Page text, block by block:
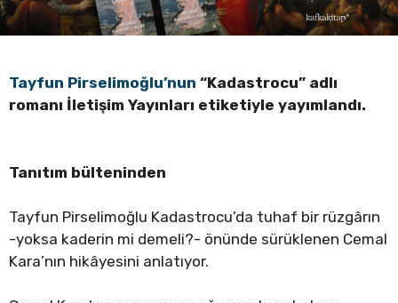
Tayfun Pirselimoğlu’nun “Kadastrocu” adlı
romanı İletişim Yayınları etiketiyle yayımlandı.
Tanıtım bülteninden
Tayfun Pirselimoğlu Kadastrocu’da tuhaf bir rüzgârın
-yoksa kaderin mi demeli?- önünde sürüklenen Cemal
Kara’nın hikâyesini anlatıyor.